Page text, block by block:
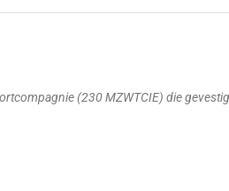
(230 MZWTCIE) die